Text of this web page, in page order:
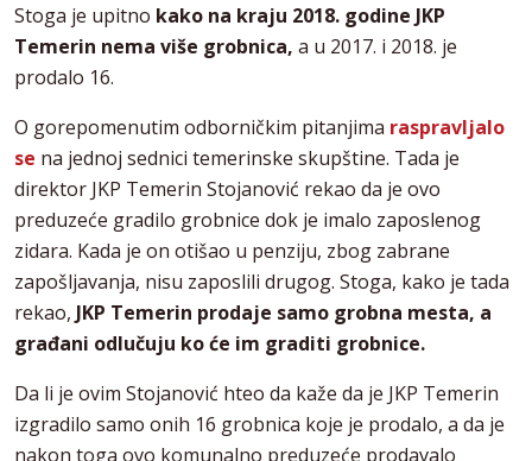
Stoga je upitno kako na kraju 2018. godine JKP
Temerin nema više grobnica, a u 2017. i 2018. je
prodalo 16.
O gorepomenutim odborničkim pitanjima raspravljalo
se na jednoj sednici temerinske skupštine. Tada je
direktor JKP Temerin Stojanović rekao da je ovo
preduzeće gradilo grobnice dok je imalo zaposlenog
zidara. Kada je on otišao u penziju, zbog zabrane
zapošljavanja, nisu zaposlili drugog. Stoga, kako je tada
rekao, JKP Temerin prodaje samo grobna mesta, a
građani odlučuju ko će im graditi grobnice.
Da li je ovim Stojanović hteo da kaže da je JKP Temerin
izgradilo samo onih 16 grobnica koje je prodalo, a da je
nakon toga ovo komunalno preduzeće prodavalo